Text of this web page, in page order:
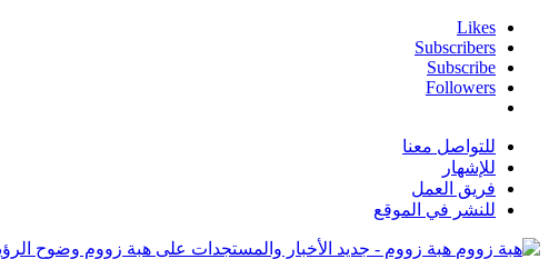
Likes
Subscribers
Subscribe
Followers
للتواصل معنا
للإشهار
فريق العمل
للنشر في الموقع
هبة زووم - جديد الأخبار والمستجدات على هبة زووم وضوح